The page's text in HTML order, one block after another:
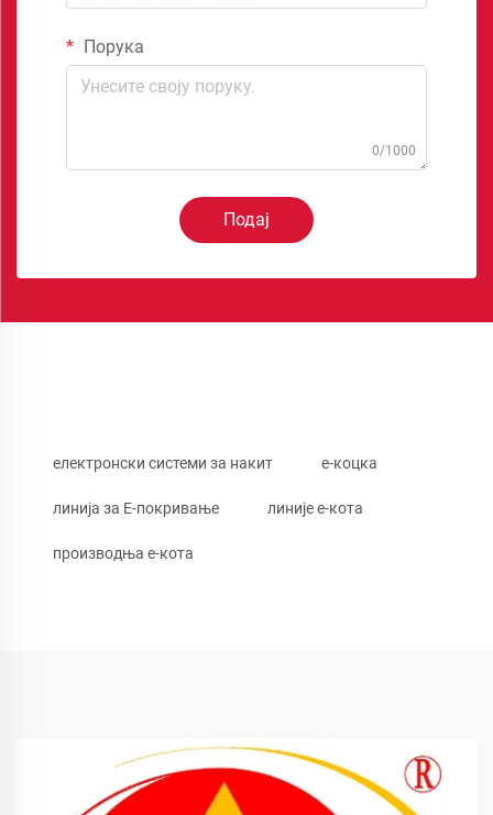
Порука
0/1000
Подај
електронски системи за накит е-коцка
линија за Е-покривање линије е-кота
производња е-кота